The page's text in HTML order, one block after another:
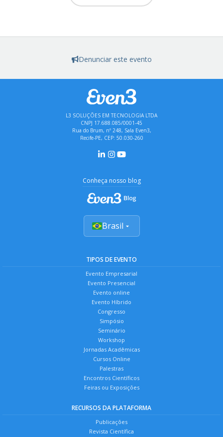
Denunciar este evento
L3 SOLUÇÕES EM TECNOLOGIA LTDA
CNPJ 17.688.085/0001-45
Rua do Brum, nº 248, Sala Even3,
Recife-PE, CEP: 50.030-260
Conheça nosso blog
Brasil
TIPOS DE EVENTO
Evento Empresarial
Evento Presencial
Evento online
Evento Híbrido
Congresso
Simpósio
Seminário
Workshop
Jornadas Acadêmicas
Cursos Online
Palestras
Encontros Científicos
Feiras ou Exposições
RECURSOS DA PLATAFORMA
Publicações
Revista Científica